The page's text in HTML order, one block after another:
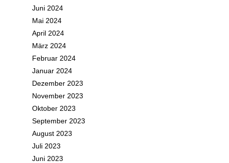
Juni 2024
Mai 2024
April 2024
März 2024
Februar 2024
Januar 2024
Dezember 2023
November 2023
Oktober 2023
September 2023
August 2023
Juli 2023
Juni 2023